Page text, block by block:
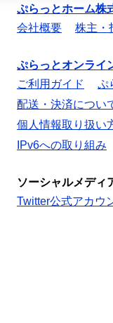
ぷらっとホーム株
会社概要
株主・
ぷらっとオンライ
ご利用ガイド
ぷ
配送・決済につい
個人情報取り扱い
IPv6への取り組み
ソーシャルメディ
Twitter公式アカウ